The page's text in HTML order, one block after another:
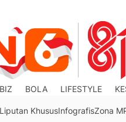
BOLA LIFESTYLE
Liputan KhususInfografisZona